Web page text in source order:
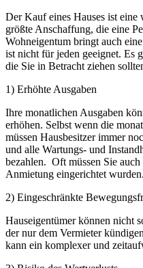
Der Kauf eines Hauses ist
größte Anschaffung, die eine
Wohneigentum bringt auch
ist nicht für jeden geeignet. Es
die Sie in Betracht ziehen
1) Erhöhte Ausgaben
Ihre monatlichen Ausgaben
erhöhen. Selbst wenn die
müssen Hausbesitzer immer
und alle Wartungs- und
bezahlen. Oft müssen Sie
Anmietung eingerichtet wurden.
2) Eingeschränkte
Hauseigentümer können nicht
der nur dem Vermieter
kann ein komplexer und